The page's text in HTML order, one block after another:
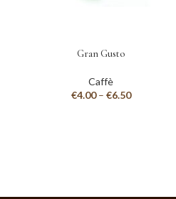
Gran Gusto
Caffè
€4.00– €6.50